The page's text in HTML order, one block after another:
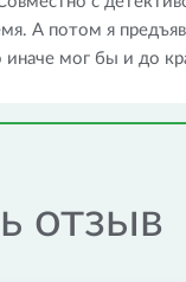
А потом я
иначе мог бы и до
отзыв